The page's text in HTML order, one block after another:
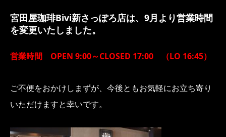
宮田屋珈琲Bivi新さっぽろ店は、9月より営業時間
を変更いたしました。
営業時間 OPEN 9:00～CLOSED 17:00 （LO 16:45）
ご不便をおかけしまずが、今後ともお気軽にお立ち寄り
いただけますと幸いです。